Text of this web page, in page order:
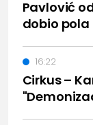
Pavlović
dobio
Cirkus –
16:22